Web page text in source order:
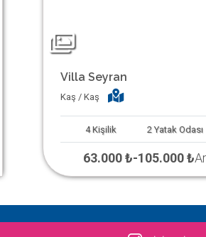
Villa Seyran
Kaş / Kaş
4 Kişilik 2 Yatak Odası
63.000 ₺-105.000 ₺